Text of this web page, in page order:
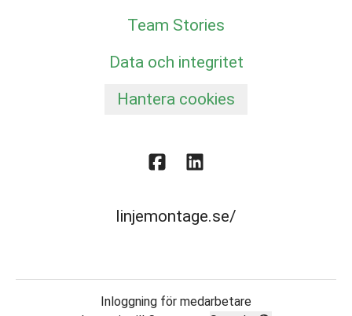
Team Stories
Data och integritet
Hantera cookies
linjemontage.se/
Inloggning för medarbetare